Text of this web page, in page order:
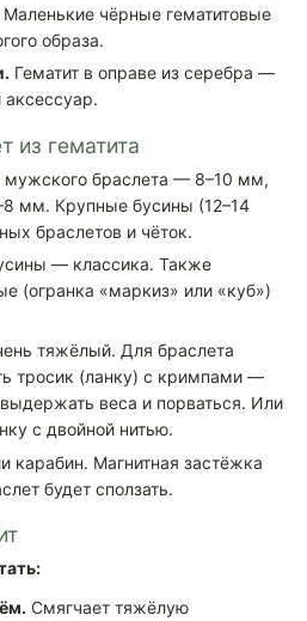
Маленькие чёрные гематитовые
образа.
Гематит в оправе из серебра —
из гематита
мужского браслета — 8–10 мм,
мм. Крупные бусины (12–14
браслетов и чёток.
— классика. Также
(огранка «маркиз» или «куб»)
тяжёлый. Для браслета
тросик (ланку) с кримпами —
веса и порваться. Или
с двойной нитью.
карабин. Магнитная застёжка
будет сползать.
Смягчает тяжёлую